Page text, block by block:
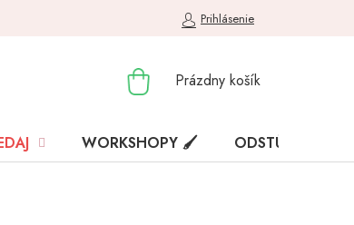
Prihlásenie
NÁKUPNÝ
Prázdny košík
WORKSHOPY 🖌️ ODSTÚPENIE